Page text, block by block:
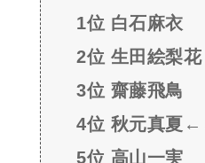
1位 白石麻衣
2位 生田絵梨花
3位 齋藤飛鳥
4位 秋元真
5位 高山一実